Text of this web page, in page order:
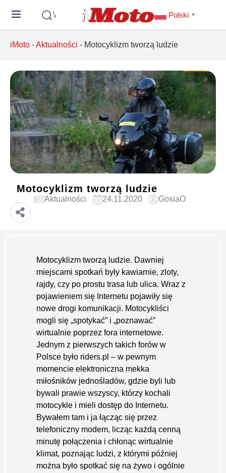
Wyszukaj Polski ▼
iMoto -Aktualności - Motocyklizm tworzą ludzie
Motocyklizm tworzą ludzie
Aktualności 24.11.2020 GosiaO
Motocyklizm tworzą ludzie. Dawniej
miejscami spotkań były kawiarnie, zloty,
rajdy, czy po prostu trasa lub ulica. Wraz z
pojawieniem się Internetu pojawiły się
nowe drogi komunikacji. Motocykliści
mogli się „spotykać” i „poznawać”
wirtualnie poprzez fora internetowe.
Jednym z pierwszych takich forów w
Polsce było riders.pl – w pewnym
momencie elektroniczna mekka
miłośników jednośladów, gdzie byli lub
bywali prawie wszyscy, którzy kochali
motocykle i mieli dostęp do Internetu.
Bywałem tam i ja łącząc się przez
telefoniczny modem, licząc każdą cenną
minutę połączenia i chłonąc wirtualnie
klimat, poznając ludzi, z którymi później
można było spotkać się na żywo i ogólnie